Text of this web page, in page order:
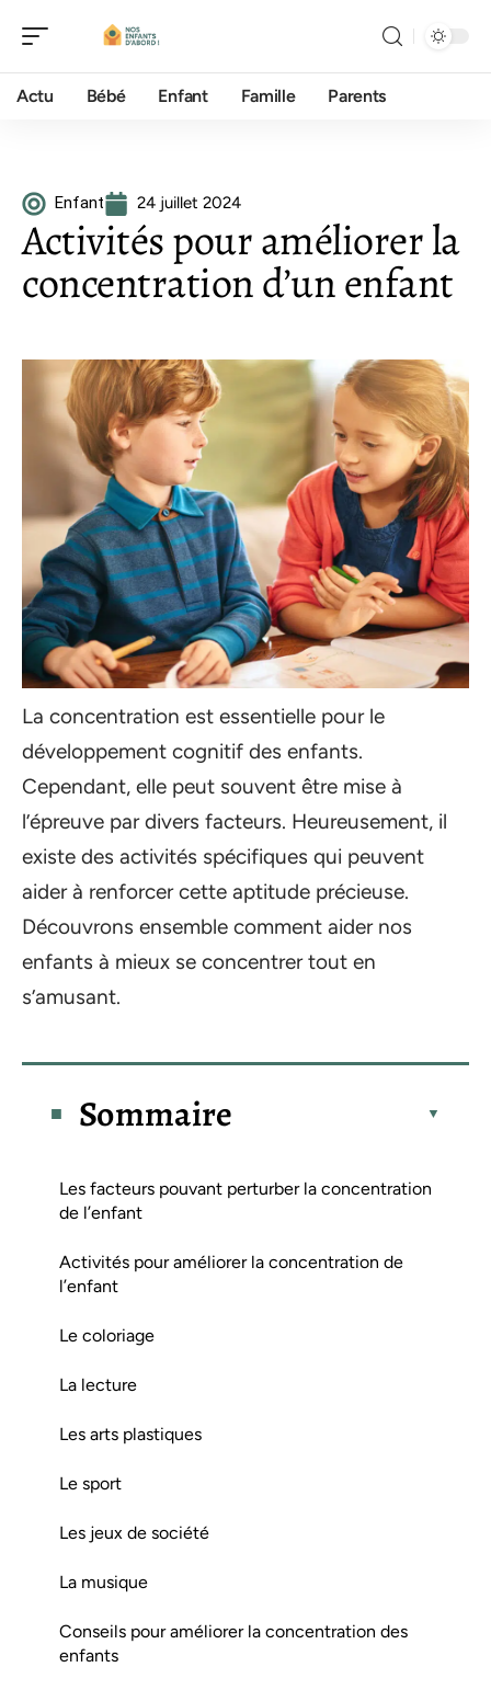
Actu Bébé Enfant Famille Parents
Enfant 24 juillet 2024
Activités pour améliorer la
concentration d’un enfant
La concentration est essentielle pour le
développement cognitif des enfants.
Cependant, elle peut souvent être mise à
l’épreuve par divers facteurs. Heureusement, il
existe des activités spécifiques qui peuvent
aider à renforcer cette aptitude précieuse.
Découvrons ensemble comment aider nos
enfants à mieux se concentrer tout en
s’amusant.
Sommaire
Les facteurs pouvant perturber la concentration
de l’enfant
Activités pour améliorer la concentration de
l’enfant
Le coloriage
La lecture
Les arts plastiques
Le sport
Les jeux de société
La musique
Conseils pour améliorer la concentration des
enfants